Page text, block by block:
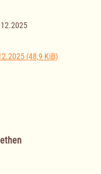
(48,9 KiB)